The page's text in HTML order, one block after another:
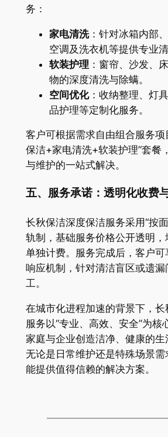
务：
家电清洗：针对冰箱内部
空调及洗衣机等提供专业清
软装护理 ：窗帘、沙发、
物的深度清洗与除螨。
空间优化：收纳整理、灯
品护理等定制化服务。
客户可根据需求自由组合服务项
保洁+家电清洗+软装护理”套餐
与维护的一站式解决。
五、服务承诺：透明化收费
长秋保洁深度保洁服务采用“按
轨制，基础服务价格公开透明，
单独计费。服务完成后，客户
响应机制，针对清洁盲区或遗漏
工。
在城市化进程加速的背景下，
服务以“专业、高效、安全”为核
家庭与企业创造洁净、健康的生
无论是日常维护还是特殊场景
能提供值得信赖的解决方案。